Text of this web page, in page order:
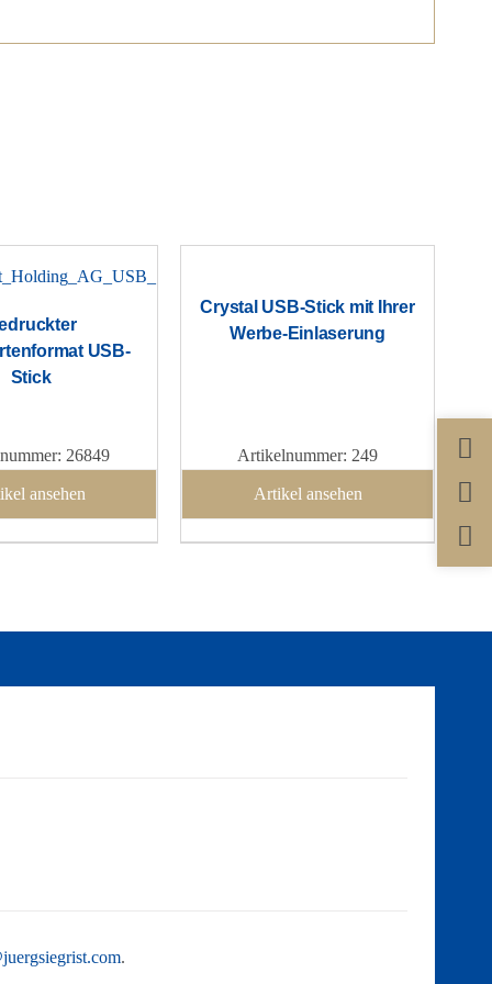
USB-
Stick
26849
ansehen
Crystal USB-Stick mit Ihrer
Werbe-Einlaserung
Artikelnummer: 249
Artikel ansehen
.